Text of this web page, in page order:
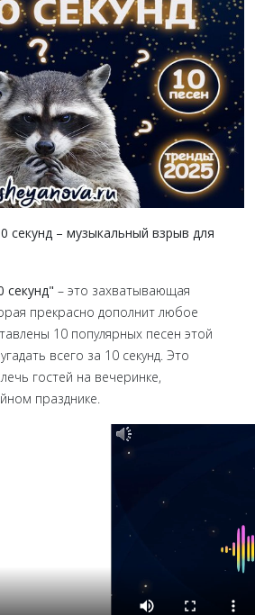
секунд – музыкальный взрыв для
секунд" – это захватывающая
прекрасно дополнит любое
10 популярных песен этой
всего за 10 секунд. Это
гостей на вечеринке,
празднике.